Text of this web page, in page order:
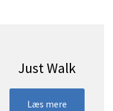
Just Walk
Læs mere